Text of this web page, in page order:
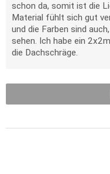
schon da, somit ist die
Material fühlt sich gut
und die Farben sind
sehen. Ich habe ein
die Dachschräge.